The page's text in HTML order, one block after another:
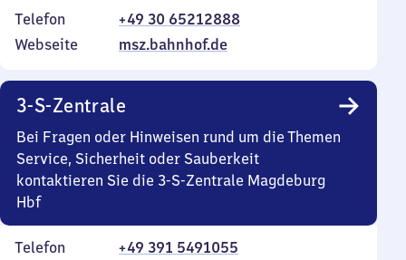
Telefon
+49 30 65212888
Webseite
msz.bahnhof.de
3-S-Zentrale
Bei Fragen oder Hinweisen rund um die Themen
Service, Sicherheit oder Sauberkeit
kontaktieren Sie die 3-S-Zentrale Magdeburg
Hbf
Telefon
+49 391 5491055